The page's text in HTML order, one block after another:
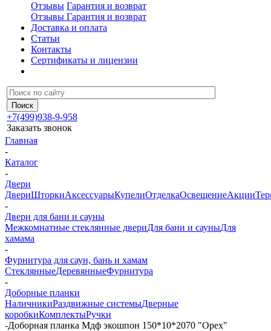
Отзывы Гарантия и возврат
Отзывы Гарантия и возврат
Доставка и оплата
Статьи
Контакты
Сертификаты и лицензии
+7(499)938-9-958
Заказать звонок
Главная
-
Каталог
-
Двери
ДвериШторкиАксессуарыКупелиОтделкаОсвещениеАкции
-
Двери для бани и сауны
Межкомнатные стеклянные двериДля бани и сауныДля
хамама
-
Фурнитура для саун, бань и хамам
СтеклянныеДеревянныеФурнитура
-
Доборные планки
НаличникиРаздвижные системыДверные
коробкиКомплектыРучки
-Доборная планка Мдф экошпон 150*10*2070 "Орех"